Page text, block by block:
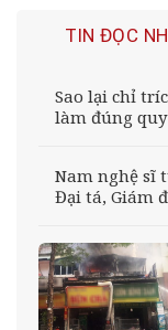
TIN ĐỌC
Sao lại chỉ
làm đúng
Nam nghệ sĩ
Đại tá, Giám